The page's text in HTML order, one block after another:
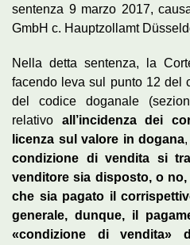
sentenza 9 marzo 2017,
GmbH c. Hauptzollamt
Nella detta sentenza, la
facendo leva sul punto 12 del
del codice doganale
relativo all’incidenza dei
licenza sul valore in dogana
condizione di vendita si
venditore sia disposto, o
che sia pagato il
generale, dunque, il
«condizione di vendita»